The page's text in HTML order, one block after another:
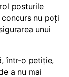
posturile
nu poți
unui
într-o petiție,
a nu mai